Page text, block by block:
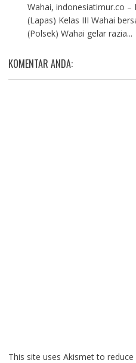
Wahai, indonesiatimur.co –
(Lapas) Kelas III Wahai
(Polsek) Wahai gelar razia...
KOMENTAR ANDA:
This site uses Akismet to reduce